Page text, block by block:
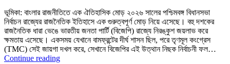
ভূমিকা: বাংলার রাজনীতিতে এক ঐতিহাসিক মোড় ২০২৬ সালের পশ্চিমবঙ্গ বিধানসভা
নির্বাচন রাজ্যের রাজনৈতিক ইতিহাসে এক গুরুত্বপূর্ণ মোড় নিয়ে এসেছে। বহু দশকের
রাজনৈতিক ধারা ভেঙে ভারতীয় জনতা পার্টি (বিজেপি) রাজ্যে নিরঙ্কুশ জয়লাভ করে
ক্ষমতায় এসেছে। একসময় যেখানে বামফ্রন্টের দীর্ঘ শাসন ছিল, পরে তৃণমূল কংগ্রেস
(TMC) সেই জায়গা দখল করে, সেখানে বিজেপির এই উত্থান নিছক নির্বাচনী ফল…
Continue readingBroadcast